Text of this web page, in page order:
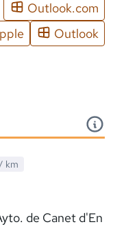
Outlook.com
Outlook
/ km
de Canet d'En